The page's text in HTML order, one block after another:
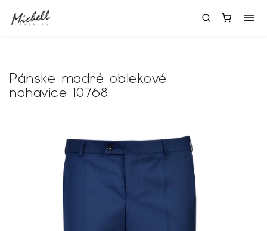
Pánske modré oblekové
nohavice 10768